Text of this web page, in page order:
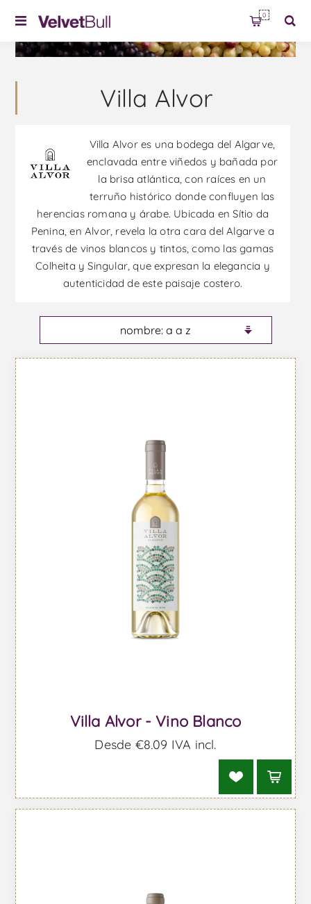
0
Villa Alvor
Villa Alvor es una bodega del Algarve,
enclavada entre viñedos y bañada por
la brisa atlántica, con raíces en un
terruño histórico donde confluyen las
herencias romana y árabe. Ubicada en Sítio da
Penina, en Alvor, revela la otra cara del Algarve a
través de vinos blancos y tintos, como las gamas
Colheita y Singular, que expresan la elegancia y
autenticidad de este paisaje costero.
Villa Alvor - Vino Blanco
Desde €8,09 IVA incl.